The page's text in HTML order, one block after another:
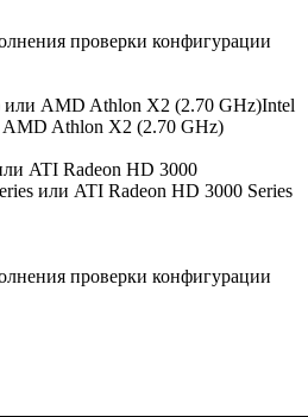
проверки конфигурации
или AMD Athlon X2 (2.70 GHz)Intel
Athlon X2 (2.70 GHz)
ATI Radeon HD 3000
или ATI Radeon HD 3000 Series
проверки конфигурации